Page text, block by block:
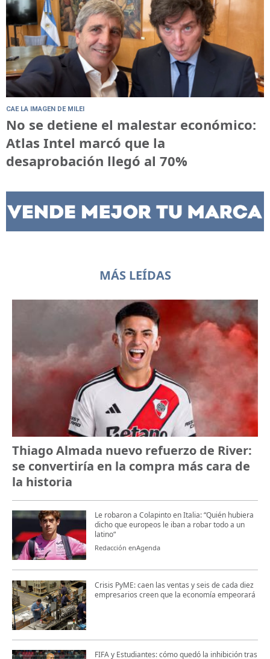
CAE LA IMAGEN DE MILEI
No se detiene el malestar económico:
Atlas Intel marcó que la
desaprobación llegó al 70%
MÁS LEÍDAS
Thiago Almada nuevo refuerzo de River:
se convertiría en la compra más cara de
la historia
Le robaron a Colapinto en Italia: “Quién hubiera
dicho que europeos le iban a robar todo a un
latino“
Redacción enAgenda
Crisis PyME: caen las ventas y seis de cada diez
empresarios creen que la economía empeorará
FIFA y Estudiantes: cómo quedó la inhibición tras